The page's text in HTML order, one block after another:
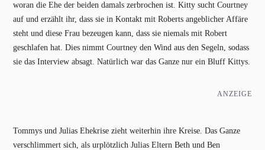
woran die Ehe der beiden damals zerbrochen ist. Kitty sucht Courtney
auf und erzählt ihr, dass sie in Kontakt mit Roberts angeblicher Affäre
steht und diese Frau bezeugen kann, dass sie niemals mit Robert
geschlafen hat. Dies nimmt Courtney den Wind aus den Segeln, sodass
sie das Interview absagt. Natürlich war das Ganze nur ein Bluff Kittys.
ANZEIGE
Tommys und Julias Ehekrise zieht weiterhin ihre Kreise. Das Ganze
verschlimmert sich, als urplötzlich Julias Eltern Beth und Ben